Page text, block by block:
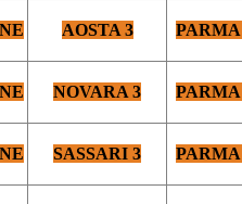
AOSTA 3 PARMA
NOVARA 3 PARMA
SASSARI 3 PARMA